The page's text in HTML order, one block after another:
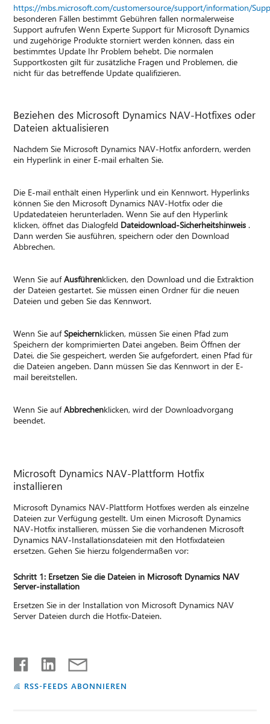
https://mbs.microsoft.com/customersource/support/information/
besonderen Fällen bestimmt Gebühren fallen normalerweise
Support aufrufen Wenn Experte Support für Microsoft Dynamics
und zugehörige Produkte storniert werden können, dass ein
bestimmtes Update Ihr Problem behebt. Die normalen
Supportkosten gilt für zusätzliche Fragen und Problemen, die
nicht für das betreffende Update qualifizieren.
Beziehen des Microsoft Dynamics NAV-Hotfixes oder
Dateien aktualisieren
Nachdem Sie Microsoft Dynamics NAV-Hotfix anfordern, werden
ein Hyperlink in einer E-mail erhalten Sie.
Die E-mail enthält einen Hyperlink und ein Kennwort. Hyperlinks
können Sie den Microsoft Dynamics NAV-Hotfix oder die
Updatedateien herunterladen. Wenn Sie auf den Hyperlink
klicken, öffnet das Dialogfeld Dateidownload-Sicherheitshinweis .
Dann werden Sie ausführen, speichern oder den Download
Abbrechen.
Wenn Sie aufAusführenklicken, den Download und die Extraktion
der Dateien gestartet. Sie müssen einen Ordner für die neuen
Dateien und geben Sie das Kennwort.
Wenn Sie aufSpeichernklicken, müssen Sie einen Pfad zum
Speichern der komprimierten Datei angeben. Beim Öffnen der
Datei, die Sie gespeichert, werden Sie aufgefordert, einen Pfad für
die Dateien angeben. Dann müssen Sie das Kennwort in der E-
mail bereitstellen.
Wenn Sie aufAbbrechenklicken, wird der Downloadvorgang
beendet.
Microsoft Dynamics NAV-Plattform Hotfix
installieren
Microsoft Dynamics NAV-Plattform Hotfixes werden als einzelne
Dateien zur Verfügung gestellt. Um einen Microsoft Dynamics
NAV-Hotfix installieren, müssen Sie die vorhandenen Microsoft
Dynamics NAV-Installationsdateien mit den Hotfixdateien
ersetzen. Gehen Sie hierzu folgendermaßen vor:
Schritt 1: Ersetzen Sie die Dateien in Microsoft Dynamics NAV
Server-installation
Ersetzen Sie in der Installation von Microsoft Dynamics NAV
Server Dateien durch die Hotfix-Dateien.
RSS-FEEDS ABONNIEREN